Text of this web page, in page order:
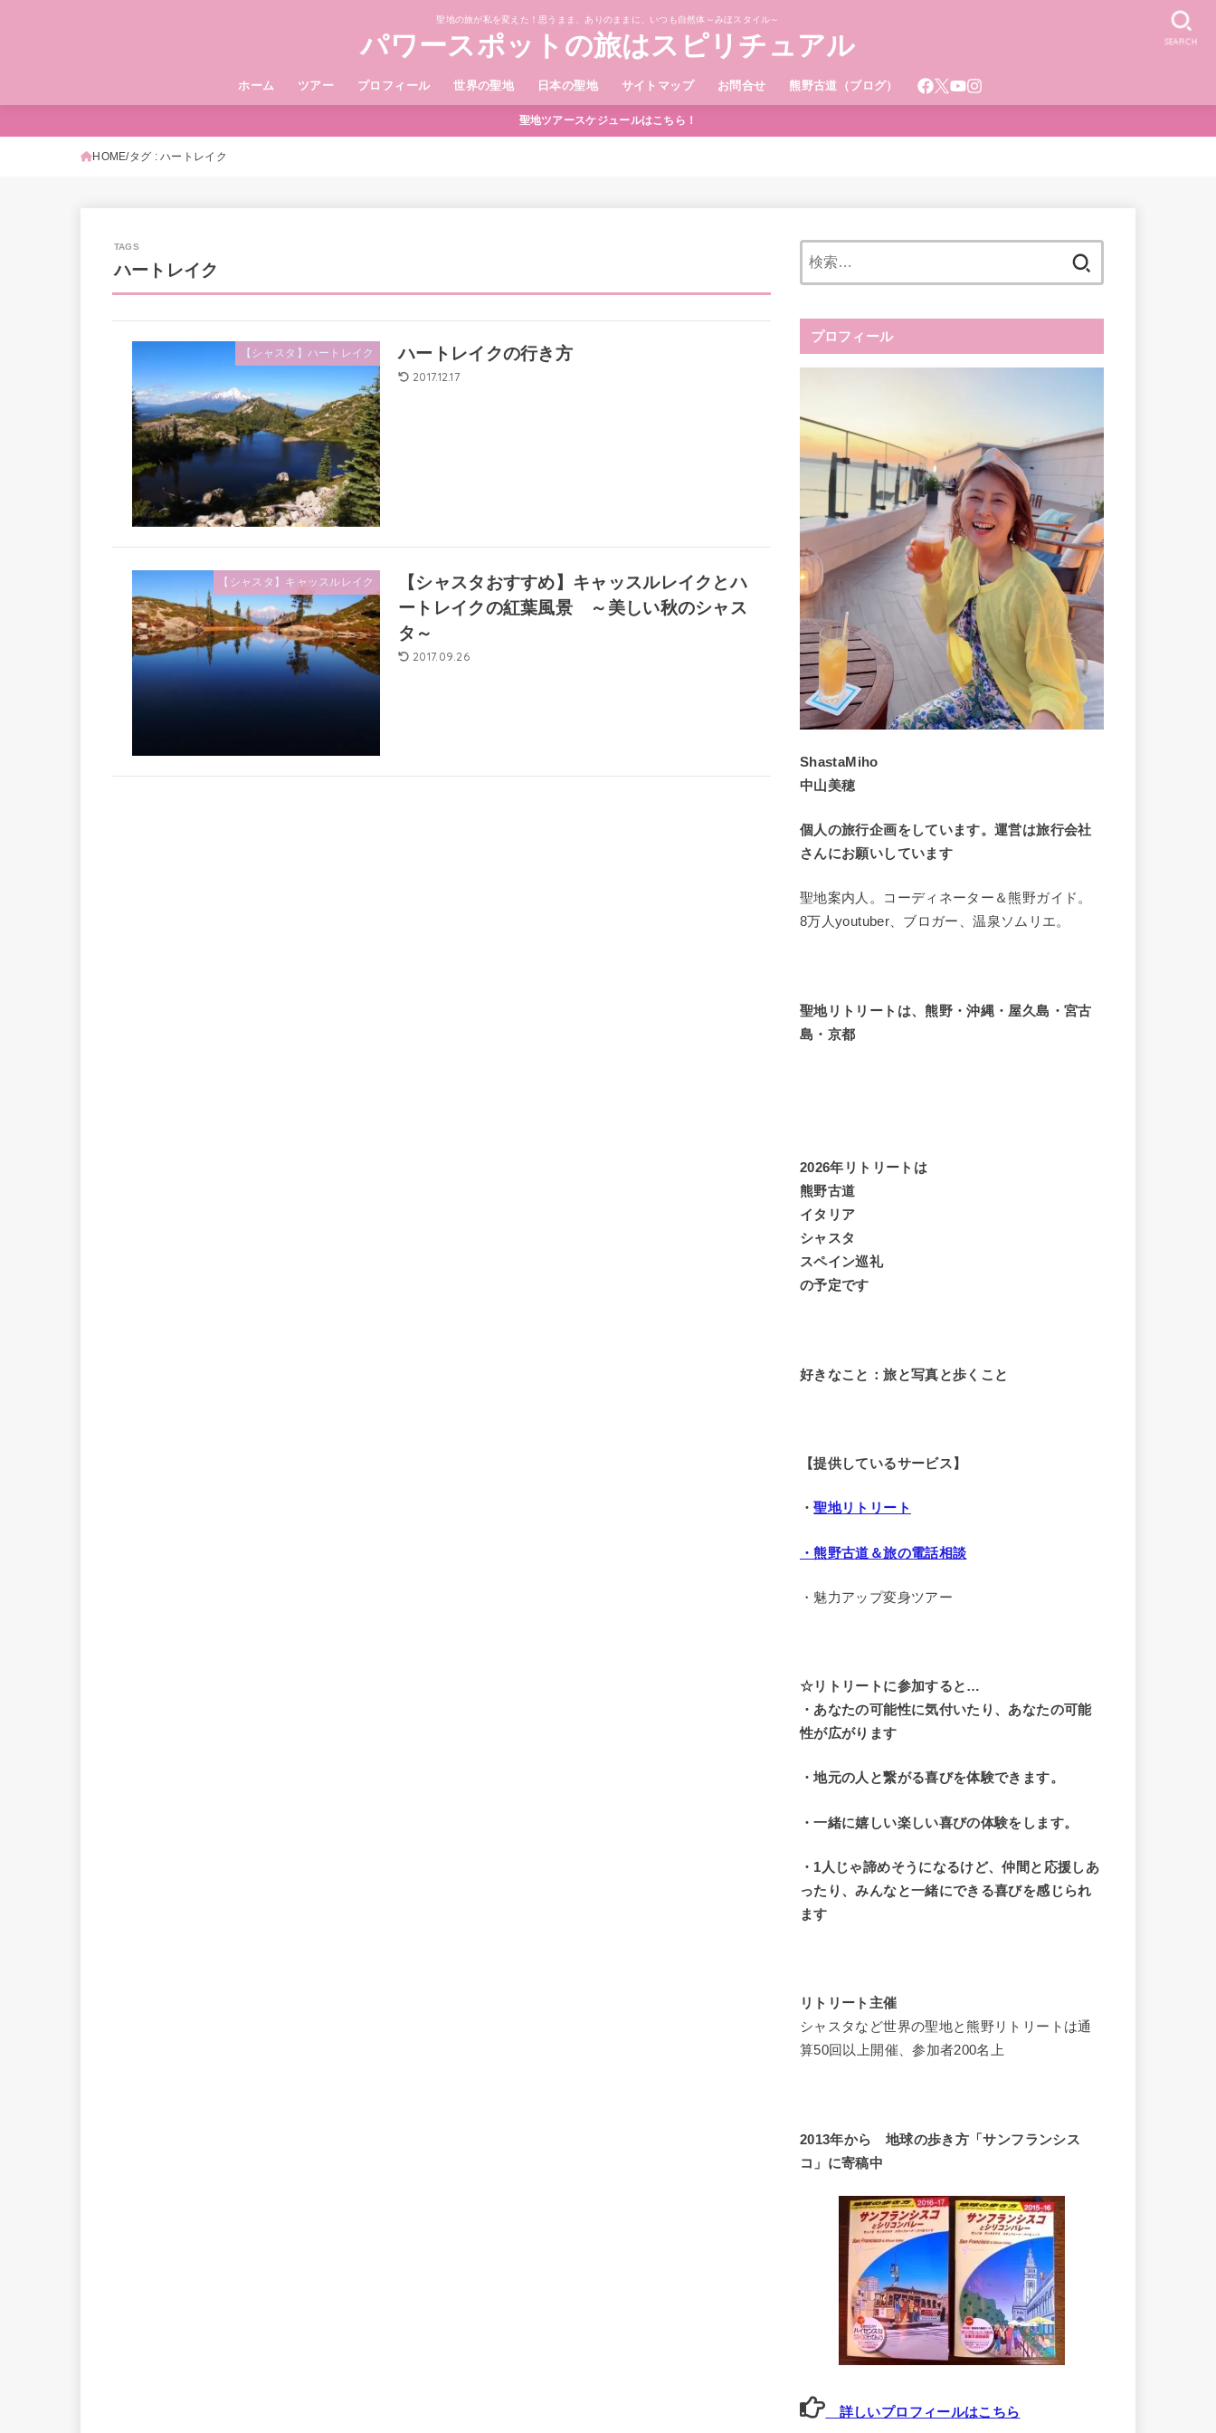
聖地の旅が私を変えた！思うまま、ありのままに、いつも自然体～みほスタイル～
パワースポットの旅はスピリチュアル
ホーム ツアー プロフィール 世界の聖地 日本の聖地 サイトマップ お問合せ 熊野古道（ブログ）
SEARCH
聖地ツアースケジュールはこちら！
HOME タグ : ハートレイク
ハートレイク
【シャスタ】ハートレイク ハートレイクの行き方
2017.12.17
【シャスタ】キャッスルレイク
【シャスタおすすめ】キャッスルレイクとハ
ートレイクの紅葉風景 ～美しい秋のシャス
タ～
2017.09.26
プロフィール
ShastaMiho
中山美穂
個人の旅行企画をしています。運営は旅行会社
さんにお願いしています
聖地案内人。コーディネーター＆熊野ガイド。
8万人youtuber、ブロガー、温泉ソムリエ。
聖地リトリートは、熊野・沖縄・屋久島・宮古
島・京都
2026年リトリートは
熊野古道
イタリア
シャスタ
スペイン巡礼
の予定です
好きなこと：旅と写真と歩くこと
【提供しているサービス】
・聖地リトリート
・熊野古道＆旅の電話相談
・魅力アップ変身ツアー
☆リトリートに参加すると…
・ あなたの可能性に気付いたり、あなたの可能
性が広がります
・地元の人と繋がる喜びを体験できます。
・一緒に嬉しい楽しい喜びの体験をします。
・1人じゃ諦めそうになるけど、仲間と応援しあ
ったり、みんなと一緒にできる喜びを感じられ
ます
リトリート主催
シャスタなど世界の聖地と熊野リトリートは通
算50回以上開催、参加者200名上
2013年から 地球の歩き方「サンフランシス
コ」に寄稿中
詳しいプロフィールはこちら